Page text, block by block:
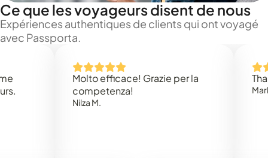
Ce que les voyageurs disent de nous
Expériences authentiques de clients qui ont voyagé
avec Passporta.
Molto efficace! Grazie per la
competenza!
Thank